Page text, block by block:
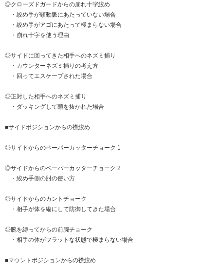
◎クローズドガードからの崩れ十字絞め
・絞め手が頸動脈にあたっていない場合
・絞め手がアゴにあたって極まらない場合
・崩れ十字を使う理由
◎サイドに回ってきた相手へのネズミ捕り
・カウンターネズミ捕りの考え方
・回ってエスケープされた場合
◎正対した相手へのネズミ捕り
・ダッキングして頭を抜かれた場合
■サイドポジションからの襟絞め
◎サイドからのペーパーカッターチョーク 1
◎サイドからのペーパーカッターチョーク 2
・絞め手側の肘の使い方
◎サイドからのカントチョーク
・相手が体を縦にして防御してきた場合
◎腕を縛ってからの前腕チョーク
・相手の体がフラットな状態で極まらない場合
■マウントポジションからの襟絞め